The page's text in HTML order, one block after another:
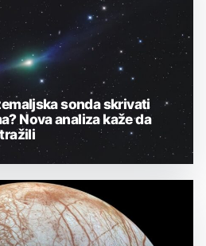
sonda skrivati
Nova analiza kaže da